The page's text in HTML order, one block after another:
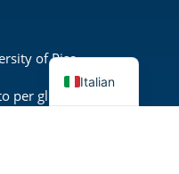
of Pisa
per gli studenti del
Italian